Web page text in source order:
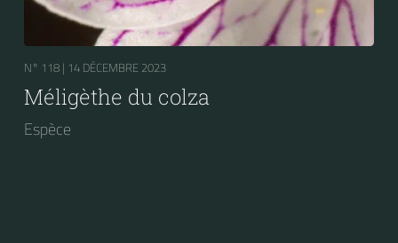
N° 118 | 14 DÉCEMBRE 2023
Méligèthe du colza
Espèce